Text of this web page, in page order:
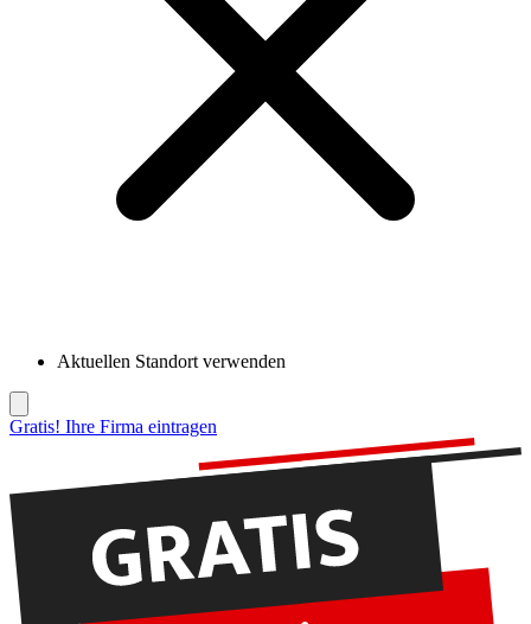
Aktuellen Standort verwenden
Gratis! Ihre Firma eintragen